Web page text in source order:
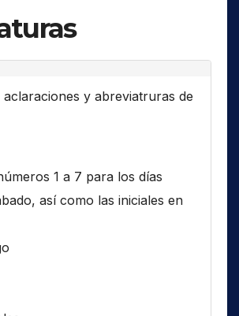
aclaraciones y abreviatruras de
1 a 7 para los días
así como las iniciales en